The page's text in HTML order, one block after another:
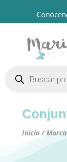
productos
Inicio/